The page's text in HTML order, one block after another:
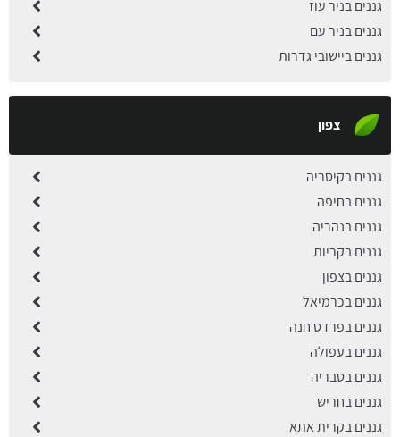
גננים בניר עוז
גננים בניר עם
גננים ביישובי גדרות
צפון
גננים בקיסריה
גננים בחיפה
גננים בנהריה
גננים בקריות
גננים בצפון
גננים בכרמיאל
גננים בפרדס חנה
גננים בעפולה
גננים בטבריה
גננים בחריש
גננים בקרית אתא